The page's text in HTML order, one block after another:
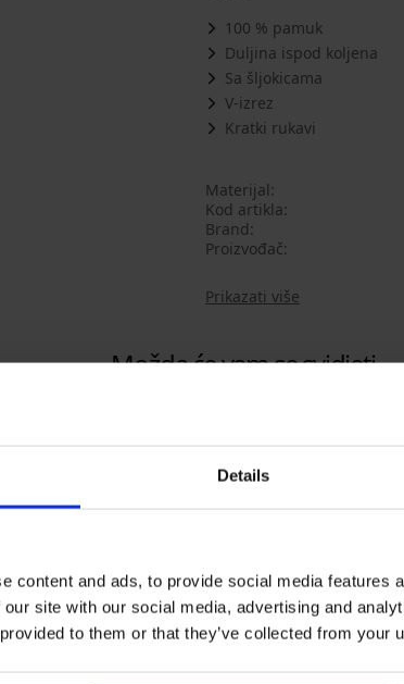
Details
content and ads, to provide social media features
site with our social media, advertising and
to them or that they’ve collected from your
100 % pamuk
Duljina ispod koljena
Sa šljokicama
V-izrez
Kratki rukavi
Materijal
Kod artikla
Brand
Proizvođač
Prikazati više
Možda će vam se svidjeti